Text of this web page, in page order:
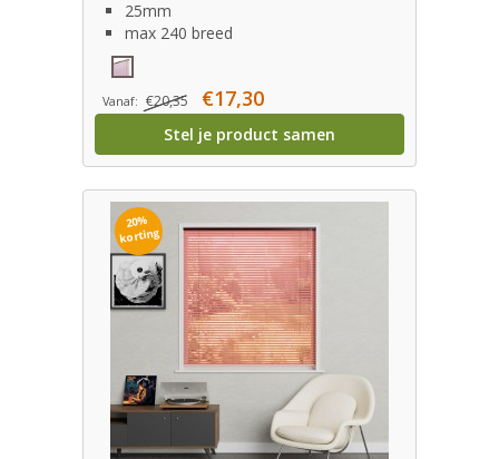
25mm
max 240 breed
Vanaf: €20,35 €17,30
Stel je product samen
20%
korting